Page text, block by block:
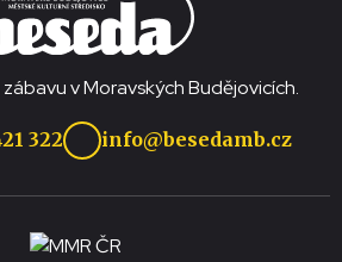
v Moravských Budějovicích.
322 info@besedamb.cz